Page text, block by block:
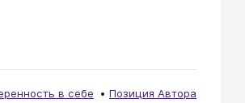
в себе Позиция Автора